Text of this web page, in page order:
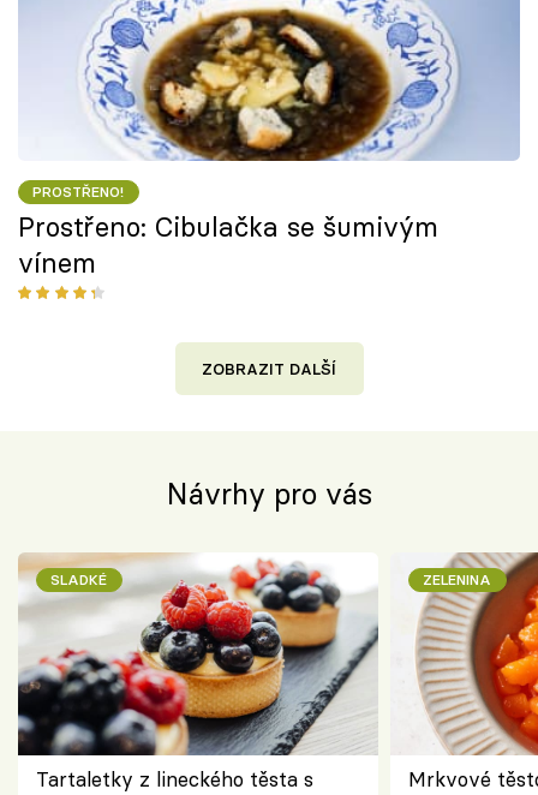
PROSTŘENO!
Prostřeno: Cibulačka se šumivým
vínem
ZOBRAZIT DALŠÍ
Návrhy pro vás
SLADKÉ
Tartaletky z lineckého těsta s
ZELENINA
Mrkvové